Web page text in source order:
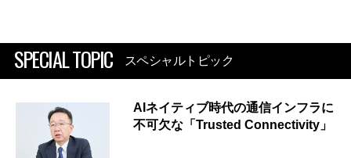
SPECIAL TOPIC スペシャルトピック
AIネイティブ時代の通信インフラに
不可欠な「Trusted Connectivity」